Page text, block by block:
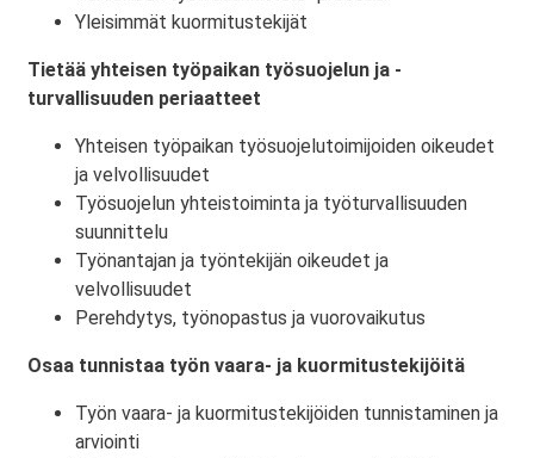
Yleisimmät kuormitustekijät
Tietää yhteisen työpaikan työsuojelun ja -
turvallisuuden periaatteet
Yhteisen työpaikan työsuojelutoimijoiden oikeudet
ja velvollisuudet
Työsuojelun yhteistoiminta ja työturvallisuuden
suunnittelu
Työnantajan ja työntekijän oikeudet ja
velvollisuudet
Perehdytys, työnopastus ja vuorovaikutus
Osaa tunnistaa työn vaara- ja kuormitustekijöitä
Työn vaara- ja kuormitustekijöiden tunnistaminen ja
arviointi